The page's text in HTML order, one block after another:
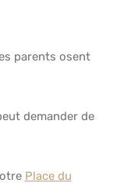
parents osent
demander de
Place du